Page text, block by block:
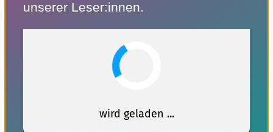
unserer Leser:innen.